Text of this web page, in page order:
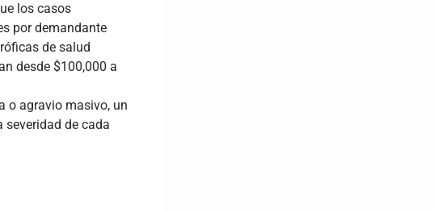
los casos
por demandante
de salud
desde $100,000 a
o agravio masivo, un
de cada